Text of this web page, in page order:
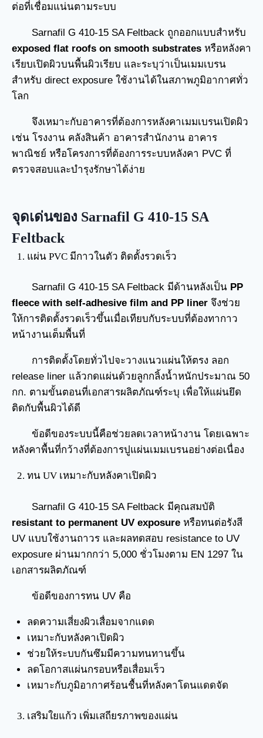
ต่อที่เชื่อมแน่นตามระบบ
Sarnafil G 410-15 SA Feltback ถูกออกแบบสำหรับ
exposed flat roofs on smooth substrates หรือหลังคา
เรียบเปิดผิวบนพื้นผิวเรียบ และระบุว่าเป็นเมมเบรน
สำหรับ direct exposure ใช้งานได้ในสภาพภูมิอากาศทั่ว
โลก
จึงเหมาะกับอาคารที่ต้องการหลังคาเมมเบรนเปิดผิว
เช่น โรงงาน คลังสินค้า อาคารสำนักงาน อาคาร
พาณิชย์ หรือโครงการที่ต้องการระบบหลังคา PVC ที่
ตรวจสอบและบำรุงรักษาได้ง่าย
จุดเด่นของ Sarnafil G 410-15 SA
Feltback
แผ่น PVC มีกาวในตัว ติดตั้งรวดเร็ว
Sarnafil G 410-15 SA Feltback มีด้านหลังเป็น PP
fleece with self-adhesive film and PP liner จึงช่วย
ให้การติดตั้งรวดเร็วขึ้นเมื่อเทียบกับระบบที่ต้องทากาว
หน้างานเต็มพื้นที่
การติดตั้งโดยทั่วไปจะวางแนวแผ่นให้ตรง ลอก
release liner แล้วกดแผ่นด้วยลูกกลิ้งน้ำหนักประมาณ 50
กก. ตามขั้นตอนที่เอกสารผลิตภัณฑ์ระบุ เพื่อให้แผ่นยึด
ติดกับพื้นผิวได้ดี
ข้อดีของระบบนี้คือช่วยลดเวลาหน้างาน โดยเฉพาะ
หลังคาพื้นที่กว้างที่ต้องการปูแผ่นเมมเบรนอย่างต่อเนื่อง
ทน UV เหมาะกับหลังคาเปิดผิว
Sarnafil G 410-15 SA Feltback มีคุณสมบัติ
resistant to permanent UV exposure หรือทนต่อรังสี
UV แบบใช้งานถาวร และผลทดสอบ resistance to UV
exposure ผ่านมากกว่า 5,000 ชั่วโมงตาม EN 1297 ใน
เอกสารผลิตภัณฑ์
ข้อดีของการทน UV คือ
ลดความเสี่ยงผิวเสื่อมจากแดด
เหมาะกับหลังคาเปิดผิว
ช่วยให้ระบบกันซึมมีความทนทานขึ้น
ลดโอกาสแผ่นกรอบหรือเสื่อมเร็ว
เหมาะกับภูมิอากาศร้อนชื้นที่หลังคาโดนแดดจัด
เสริมใยแก้ว เพิ่มเสถียรภาพของแผ่น